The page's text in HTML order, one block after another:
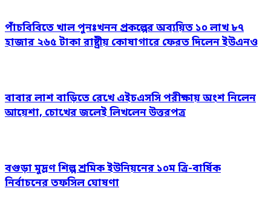
পাঁচবিবিতে খাল পুনঃখনন প্রকল্পের অব্যয়িত ১০ লাখ ৮৭
হাজার ২৬৫ টাকা রাষ্ট্রীয় কোষাগারে ফেরত দিলেন ইউএনও
বাবার লাশ বাড়িতে রেখে এইচএসসি পরীক্ষায় অংশ নিলেন
আয়েশা, চোখের জলেই লিখলেন উত্তরপত্র
বগুড়া মুদ্রণ শিল্প শ্রমিক ইউনিয়নের ১০ম ত্রি-বার্ষিক
নির্বাচনের তফসিল ঘোষণা